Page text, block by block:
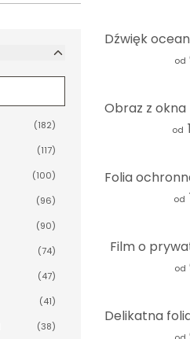
(182)
(117)
(100)
(96)
(90)
(74)
(47)
(41)
(38)
od
od
od
Film o
od